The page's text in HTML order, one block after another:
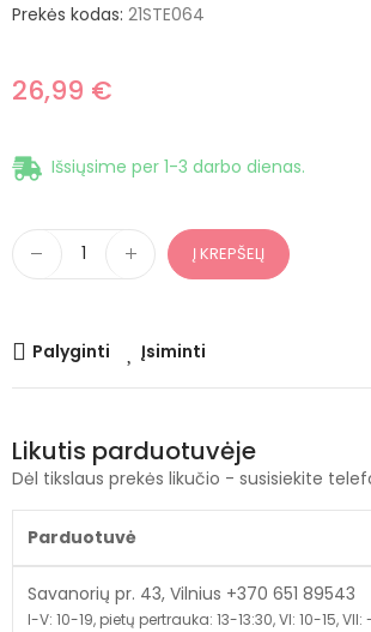
Prekės kodas: 21STE064
26,99 €
Išsiųsime per 1-3 darbo dienas.
Į KREPŠELĮ
Palyginti Įsiminti
Likutis parduotuvėje
Dėl tikslaus prekės likučio - susisiekite
Parduotuvė
Savanorių pr. 43, Vilnius +370 651 89543
I-V: 10-19, pietų pertrauka: 13-13:30, VI: 10-15, VII: